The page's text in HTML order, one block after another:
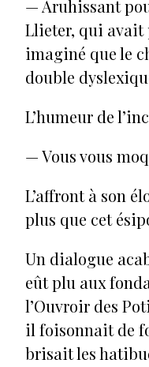
— Aruhissant
Llieter, qui avait
imaginé que le
double
L’humeur de
— Vous vous
L’affront à son
plus que cet
Un dialogue
eût plu aux
l’Ouvroir des
il foisonnait de
brisait les